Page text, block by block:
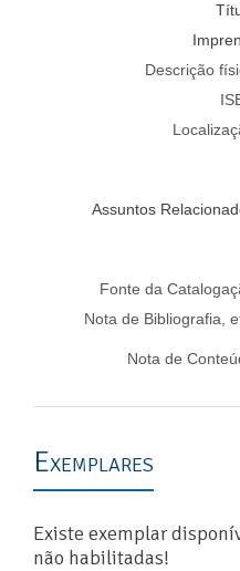
Descrição
Assuntos
Fonte da
Nota de Bibliografia,
Nota de
Exemplares
Existe exemplar
não habilitadas!